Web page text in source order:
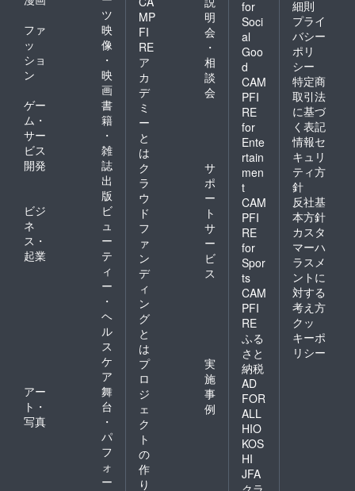
ツ
ファ
ッ
ショ
ン
映
像
・
映
画
ゲー
ム・
サー
ビス
開発
書
籍
・
雑
誌
出
版
ビジ
ネ
ス・
起業
ビ
ュ
ー
テ
ィ
ー
・
ヘ
ル
ス
ケ
ア
アー
ト・
写真
舞
台
・
パ
フ
ォ
ー
MP
FI
RE
ア
カ
デ
ミ
ー
と
は
明
会
・
相
談
会
ク
ラ
ウ
ド
フ
ァ
ン
デ
ィ
ン
グ
と
は
サ
ポ
ー
ト
サ
ー
ビ
ス
プ
ロ
ジ
ェ
ク
ト
の
作
り
実
施
事
例
for
Soci
al
Goo
d
CAM
PFI
RE
for
Ente
rtain
men
t
CAM
PFI
RE
for
Spor
ts
CAM
PFI
RE
ふる
さと
納税
AD
FOR
ALL
HIO
KOS
HI
JFA
細則
プライ
バシー
ポリ
シー
特定商
取引法
に基づ
く表記
情報セ
キュリ
ティ方
針
反社基
本方針
カスタ
マーハ
ラスメ
ントに
対する
考え方
クッ
キーポ
リシー